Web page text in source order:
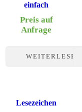
einfach
Preis auf
Anfrage
WEITERLESEN
Lesezeichen